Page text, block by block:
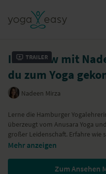
Trailer
Interview mit
du zum Yoga
Nadeen Mirza
Lerne die Hamburger
überzeugt vom Anusara Yoga
großer Leidenschaft. Erfahre wie
dir als Schülerin/Schüler
Mehr anzeigen
Zum Ansehen